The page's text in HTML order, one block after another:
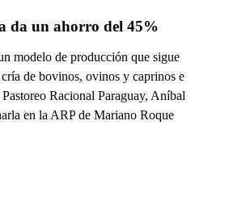
da un ahorro del 45%
modelo de producción que sigue
de bovinos, ovinos y caprinos e
Racional Paraguay, Aníbal
en la ARP de Mariano Roque